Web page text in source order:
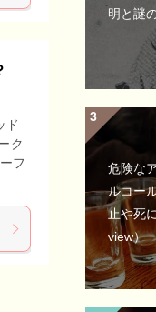
ド
ク
フ
明と謎
危険な
ルコー
止や死
view）